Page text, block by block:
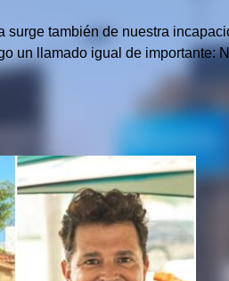
surge también de nuestra
un llamado igual de importante: